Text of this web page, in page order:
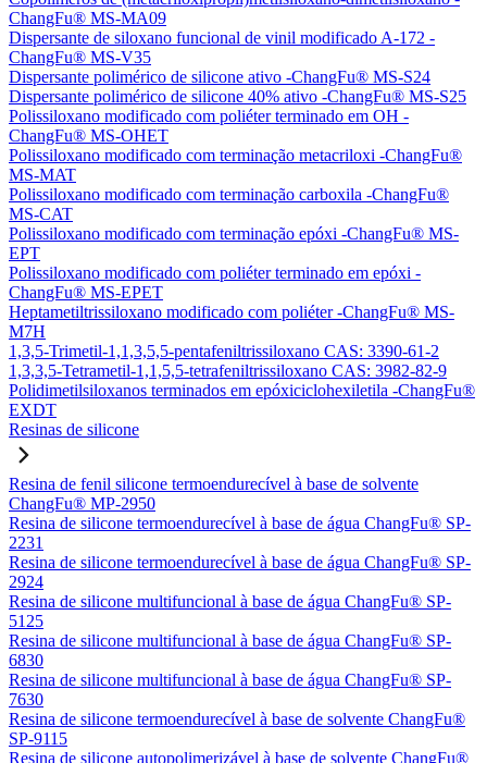
ChangFu® MS-MA09
Dispersante de siloxano funcional de vinil modificado A-172 -
ChangFu® MS-V35
Dispersante polimérico de silicone ativo -ChangFu® MS-S24
Dispersante polimérico de silicone 40% ativo -ChangFu® MS-S25
Polissiloxano modificado com poliéter terminado em OH -
ChangFu® MS-OHET
Polissiloxano modificado com terminação metacriloxi -ChangFu®
MS-MAT
Polissiloxano modificado com terminação carboxila -ChangFu®
MS-CAT
Polissiloxano modificado com terminação epóxi -ChangFu® MS-
EPT
Polissiloxano modificado com poliéter terminado em epóxi -
ChangFu® MS-EPET
Heptametiltrissiloxano modificado com poliéter -ChangFu® MS-
M7H
1,3,5-Trimetil-1,1,3,5,5-pentafeniltrissiloxano CAS: 3390-61-2
1,3,3,5-Tetrametil-1,1,5,5-tetrafeniltrissiloxano CAS: 3982-82-9
Polidimetilsiloxanos terminados em epóxiciclohexiletila -ChangFu®
EXDT
Resinas de silicone
Resina de fenil silicone termoendurecível à base de solvente
ChangFu® MP-2950
Resina de silicone termoendurecível à base de água ChangFu® SP-
2231
Resina de silicone termoendurecível à base de água ChangFu® SP-
2924
Resina de silicone multifuncional à base de água ChangFu® SP-
5125
Resina de silicone multifuncional à base de água ChangFu® SP-
6830
Resina de silicone multifuncional à base de água ChangFu® SP-
7630
Resina de silicone termoendurecível à base de solvente ChangFu®
SP-9115
Resina de silicone autopolimerizável à base de solvente ChangFu®